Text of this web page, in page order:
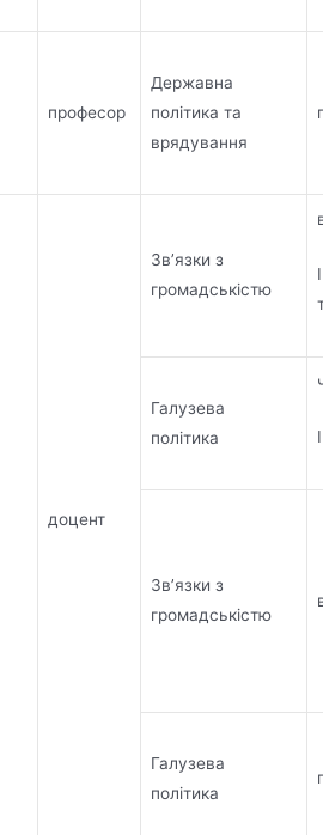
професор
Державна
політика та
врядування
доцент
Зв’язки з
громадськістю
Галузева
політика
Зв’язки з
громадськістю
Галузева
політика